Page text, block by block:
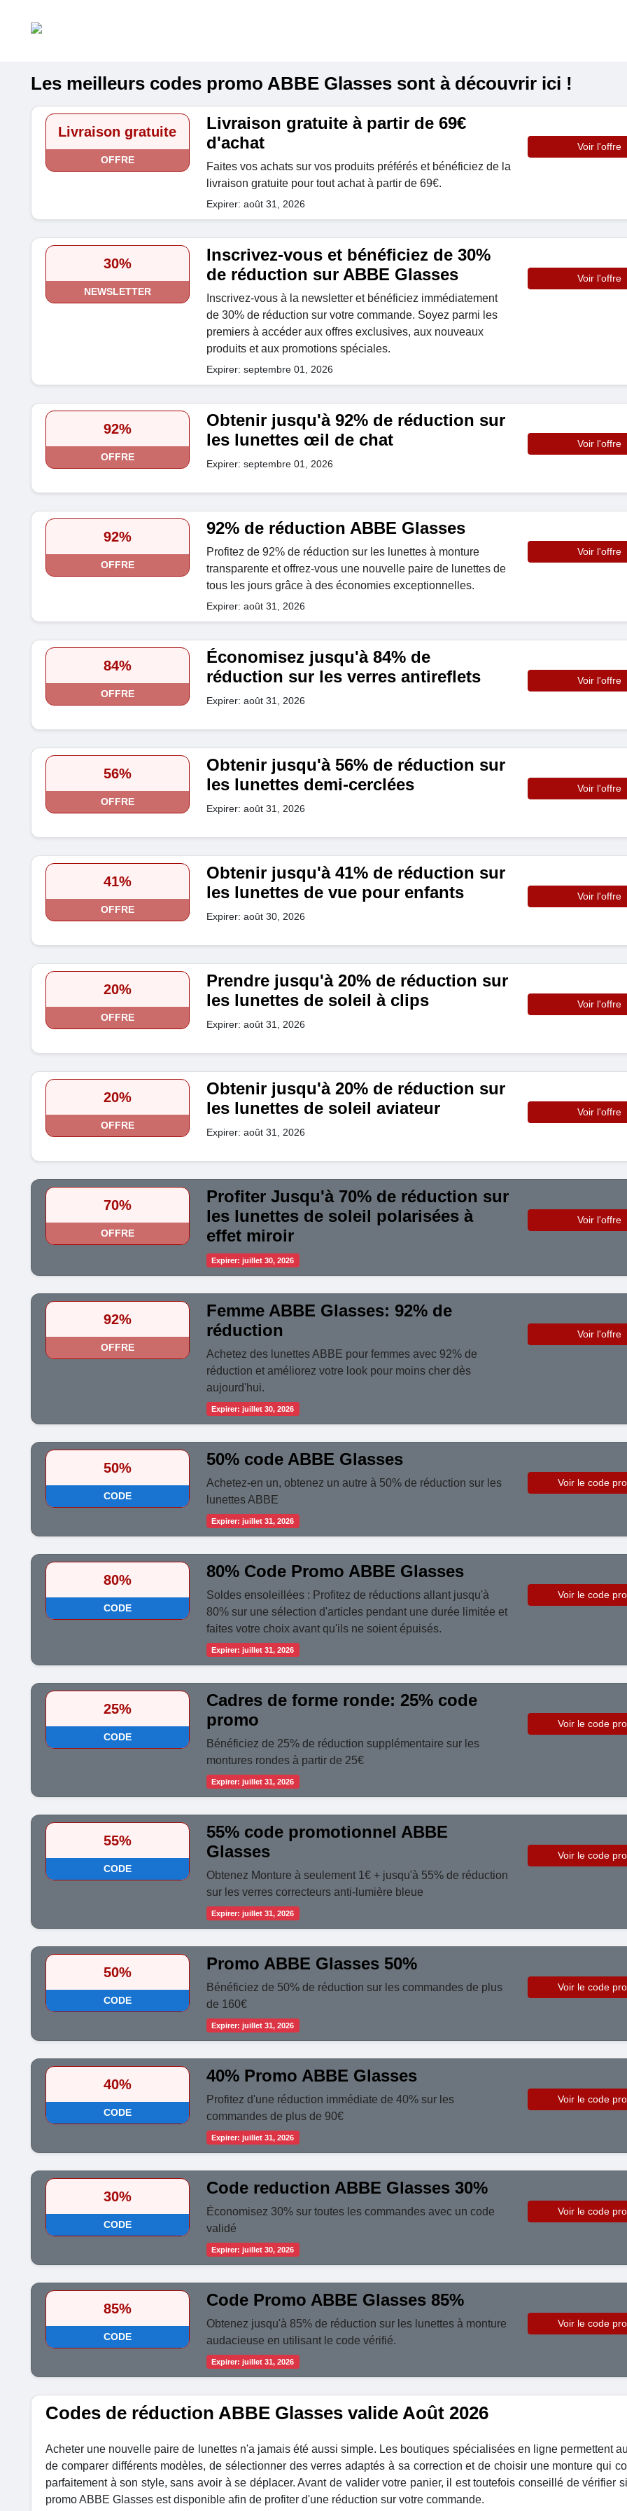
Les meilleurs codes promo ABBE Glasses sont à découvrir ici !
Livraison gratuite
OFFRE
Livraison gratuite à partir de 69€
d'achat
Faites vos achats sur vos produits préférés et bénéficiez de la
livraison gratuite pour tout achat à partir de 69€.
Expirer: août 31, 2026
Voir l'offre
30%
NEWSLETTER
Inscrivez-vous et bénéficiez de 30%
de réduction sur ABBE Glasses
Inscrivez-vous à la newsletter et bénéficiez immédiatement
de 30% de réduction sur votre commande. Soyez parmi les
premiers à accéder aux offres exclusives, aux nouveaux
produits et aux promotions spéciales.
Expirer: septembre 01, 2026
Voir l'offre
92%
OFFRE
Obtenir jusqu'à 92% de réduction sur
les lunettes œil de chat
Expirer: septembre 01, 2026
Voir l'offre
92%
OFFRE
92% de réduction ABBE Glasses
Profitez de 92% de réduction sur les lunettes à monture
transparente et offrez-vous une nouvelle paire de lunettes de
tous les jours grâce à des économies exceptionnelles.
Expirer: août 31, 2026
Voir l'offre
84%
OFFRE
Économisez jusqu'à 84% de
réduction sur les verres antireflets
Expirer: août 31, 2026
Voir l'offre
56%
OFFRE
Obtenir jusqu'à 56% de réduction sur
les lunettes demi-cerclées
Expirer: août 31, 2026
Voir l'offre
41%
OFFRE
Obtenir jusqu'à 41% de réduction sur
les lunettes de vue pour enfants
Expirer: août 30, 2026
Voir l'offre
20%
OFFRE
Prendre jusqu'à 20% de réduction sur
les lunettes de soleil à clips
Expirer: août 31, 2026
Voir l'offre
20%
OFFRE
Obtenir jusqu'à 20% de réduction sur
les lunettes de soleil aviateur
Expirer: août 31, 2026
Voir l'offre
70%
OFFRE
Profiter Jusqu'à 70% de réduction sur
les lunettes de soleil polarisées à
effet miroir
Expirer: juillet 30, 2026
Voir l'offre
92%
OFFRE
Femme ABBE Glasses: 92% de
réduction
Achetez des lunettes ABBE pour femmes avec 92% de
réduction et améliorez votre look pour moins cher dès
aujourd'hui.
Expirer: juillet 30, 2026
Voir l'offre
50%
CODE
50% code ABBE Glasses
Achetez-en un, obtenez un autre à 50% de réduction sur les
lunettes ABBE
Expirer: juillet 31, 2026
Voir le code
80%
CODE
80% Code Promo ABBE Glasses
Soldes ensoleillées : Profitez de réductions allant jusqu'à
80% sur une sélection d'articles pendant une durée limitée et
faites votre choix avant qu'ils ne soient épuisés.
Expirer: juillet 31, 2026
Voir le code
25%
CODE
Cadres de forme ronde: 25% code
promo
Bénéficiez de 25% de réduction supplémentaire sur les
montures rondes à partir de 25€
Expirer: juillet 31, 2026
Voir le code
55%
CODE
55% code promotionnel ABBE
Glasses
Obtenez Monture à seulement 1€ + jusqu'à 55% de réduction
sur les verres correcteurs anti-lumière bleue
Expirer: juillet 31, 2026
Voir le code
50%
CODE
Promo ABBE Glasses 50%
Bénéficiez de 50% de réduction sur les commandes de plus
de 160€
Expirer: juillet 31, 2026
Voir le code
40%
CODE
40% Promo ABBE Glasses
Profitez d'une réduction immédiate de 40% sur les
commandes de plus de 90€
Expirer: juillet 31, 2026
Voir le code
30%
CODE
Code reduction ABBE Glasses 30%
Économisez 30% sur toutes les commandes avec un code
validé
Expirer: juillet 30, 2026
Voir le code
85%
CODE
Code Promo ABBE Glasses 85%
Obtenez jusqu'à 85% de réduction sur les lunettes à monture
audacieuse en utilisant le code vérifié.
Expirer: juillet 31, 2026
Voir le code
Codes de réduction ABBE Glasses valide Août 2026
Acheter une nouvelle paire de lunettes n'a jamais été aussi simple. Les boutiques spécialisées en ligne permettent
de comparer différents modèles, de sélectionner des verres adaptés à sa correction et de choisir une monture qui
parfaitement à son style, sans avoir à se déplacer. Avant de valider votre panier, il est toutefois conseillé de vérifier
promo ABBE Glasses est disponible afin de profiter d'une réduction sur votre commande.